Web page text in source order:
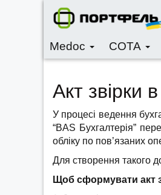
Medoc СОТА
Акт звірки
У процесі ведення
“BAS Бухгалтерія”
обліку по пов’язаних
Для створення такого
Щоб сформувати акт